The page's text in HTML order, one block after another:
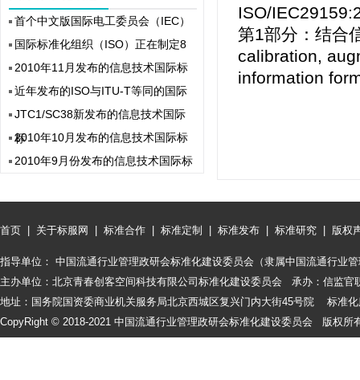
首个中文版国际电工委员会（IEC）
国际标准化组织（ISO）正在制定8
2010年11月发布的信息技术国际标
近年发布的ISO与ITU-T等同的国际
JTC1/SC38新发布的信息技术国际
标
2010年10月发布的信息技术国际标
2010年9月份发布的信息技术国际标
ISO/
第1部分：结合
calibration,
information
首页 关于标服网 标准合作 标准定制 标准发布 标准研究 版权
指导单位： 中国流通行业管理政研会标准化建设委员会（隶属中国流通行业
主办单位：北京青春创客空间科技有限公司标准化建设委员会 承办：信监
地址：国务院国资委商业机关服务局北京西城区复兴门内大街45号院 标准化
CopyRight © 2018-2021 中国流通行业管理政研会标准化建设委员会 版